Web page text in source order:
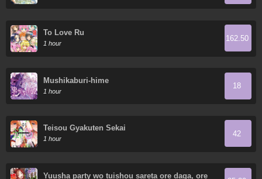
To Love Ru
1 hour
162.50
Mushikaburi-hime
1 hour
18
Teisou Gyakuten Sekai
1 hour
42
Yuusha party wo tuishou sareta ore daga, ore